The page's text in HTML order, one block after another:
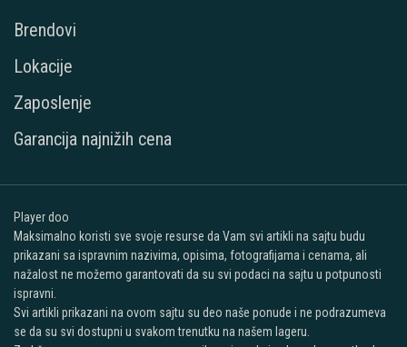
Brendovi
Lokacije
Zaposlenje
Garancija najnižih cena
Player doo
Maksimalno koristi sve svoje resurse da Vam svi artikli na sajtu budu
prikazani sa ispravnim nazivima, opisima, fotografijama i cenama, ali
nažalost ne možemo garantovati da su svi podaci na sajtu u potpunosti
ispravni.
Svi artikli prikazani na ovom sajtu su deo naše ponude i ne podrazumeva
se da su svi dostupni u svakom trenutku na našem lageru.